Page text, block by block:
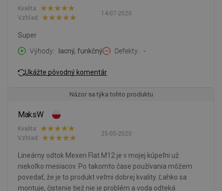
14-07-2020
Kvalita:
Vzhľad:
Super
Výhody
lacný, funkčný Defekty -
Ukážte pôvodný komentár
Názor sa týka tohto produktu
MaksW
25-05-2020
Kvalita:
Vzhľad:
Lineárny odtok Mexen Flat M12 je v mojej kúpeľni už
niekoľko mesiacov. Po takomto čase používania môžem
povedať, že je to produkt veľmi dobrej kvality. Ľahko sa
montuje, čistenie tiež nie je problém a voda odteká